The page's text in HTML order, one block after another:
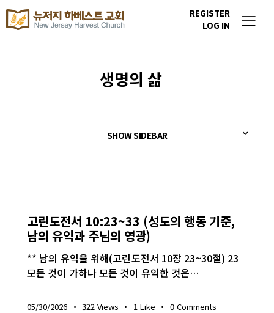
REGISTER
LOG IN
생명의 삶
고린도전서 10:23~33 (성도의 행동 기준,
남의 유익과 주님의 영광)
** 남의 유익을 위해(고린도전서 10장 23~30절) 23
모든 것이 가하나 모든 것이 유익한 것은…
05/30/2026 322 Views 1 Like 0 Comments
SHOW SIDEBAR